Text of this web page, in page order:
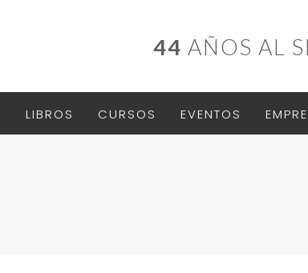
44 AÑOS AL
LIBROS CURSOS EVENTOS